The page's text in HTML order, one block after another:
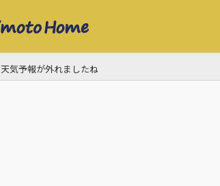
天気予報が外れましたね